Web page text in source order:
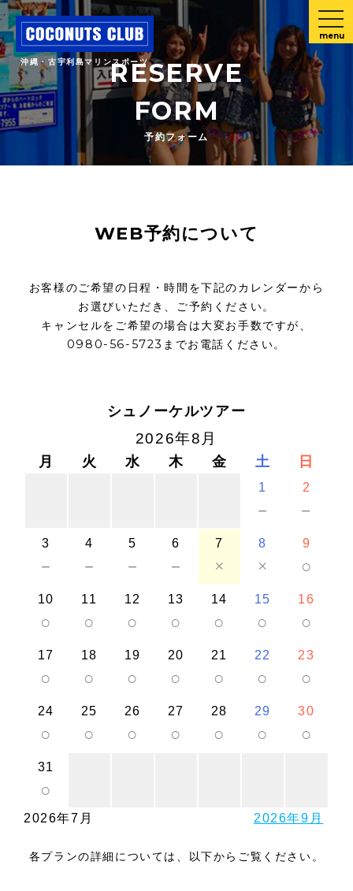
沖縄・古宇利島マリンスポーツ
menu
RESERVE
FORM
予約フォーム
WEB予約について
お客様のご希望の日程・時間を下記のカレンダーから
お選びいただき、ご予約ください。
キャンセルをご希望の場合は大変お手数ですが、
0980-56-5723までお電話ください。
シュノーケルツアー
2026年8月
月 火 水 木 金 土 日
1
－
2
－
3
－
4
－
5
－
6
－
7
×
8
×
9
○
10
○
11
○
12
○
13
○
14
○
15
○
16
○
17
○
18
○
19
○
20
○
21
○
22
○
23
○
24
○
25
○
26
○
27
○
28
○
29
○
30
○
31
○
2026年7月 2026年9月
各プランの詳細については、以下からご覧ください。